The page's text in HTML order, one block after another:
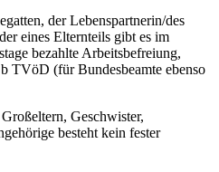
der Lebenspartnerin/des
eines Elternteils gibt es im
bezahlte Arbeitsbefreiung,
TVöD (für Bundesbeamte ebenso
Geschwister,
besteht kein fester